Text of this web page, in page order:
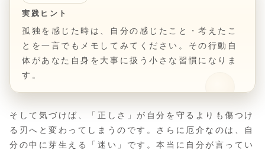
実践ヒント
孤独を感じた時は、自分の感じたこと・考えたこ
とを一言でもメモしてみてください。その行動自
体があなた自身を大事に扱う小さな習慣になりま
す。
そして気づけば、「正しさ」が自分を守るよりも傷つけ
る刃へと変わってしまうのです。さらに厄介なのは、自
分の中に芽生える「迷い」です。本当に自分が言ってい